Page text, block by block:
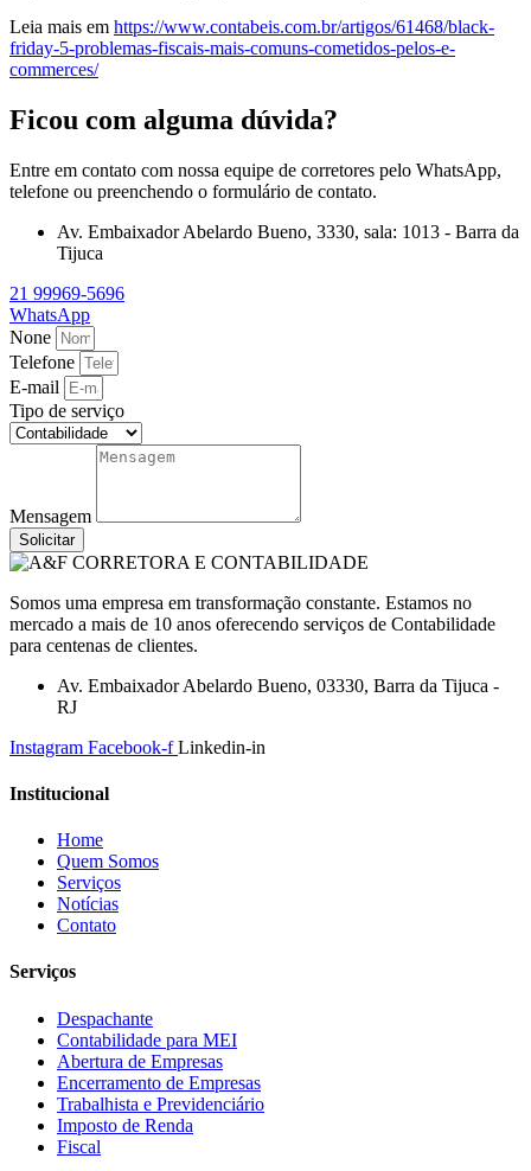
Leia mais em https://www.contabeis.com.br/artigos/61468/black-
friday-5-problemas-fiscais-mais-comuns-cometidos-pelos-e-
commerces/
Ficou com alguma dúvida?
Entre em contato com nossa equipe de corretores pelo WhatsApp,
telefone ou preenchendo o formulário de contato.
Av. Embaixador Abelardo Bueno, 3330, sala: 1013 - Barra da
Tijuca
21 99969-5696
WhatsApp
None
Telefone
E-mail
Tipo de serviço
Mensagem
Solicitar
Somos uma empresa em transformação constante. Estamos no
mercado a mais de 10 anos oferecendo serviços de Contabilidade
para centenas de clientes.
Av. Embaixador Abelardo Bueno, 03330, Barra da Tijuca -
RJ
Instagram Facebook-f Linkedin-in
Institucional
Home
Quem Somos
Serviços
Notícias
Contato
Serviços
Despachante
Contabilidade para MEI
Abertura de Empresas
Encerramento de Empresas
Trabalhista e Previdenciário
Imposto de Renda
Fiscal